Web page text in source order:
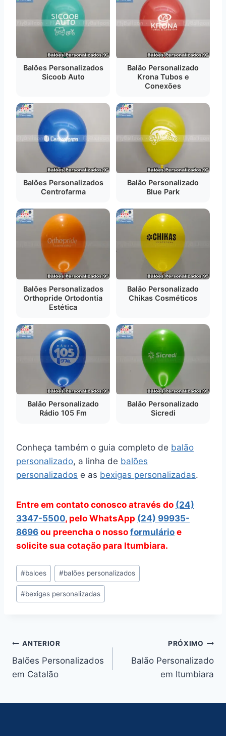
Balões Personalizados
Sicoob Auto
Balão Personalizado
Krona Tubos e
Conexões
Balões Personalizados
Centrofarma
Balão Personalizado
Blue Park
Balões Personalizados
Orthopride Ortodontia
Estética
Balão Personalizado
Chikas Cosméticos
Balão Personalizado
Rádio 105 Fm
Balão Personalizado
Sicredi
Conheça também o guia completo de balão
personalizado, a linha de balões
personalizados e as bexigas personalizadas.
Entre em contato conosco através do (24)
3347-5500, pelo WhatsApp (24) 99935-
8696 ou preencha o nosso formulário e
solicite sua cotação para Itumbiara.
Tags
do
Post:
#baloes #balões personalizados
#bexigas personalizadas
Navegação
de
ANTERIOR
Balões Personalizados
em Catalão
PRÓXIMO
Balão Personalizado
em Itumbiara